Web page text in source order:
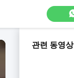
관련 동영상